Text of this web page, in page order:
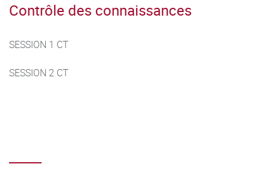
Contrôle des connaissances
SESSION 1 CT
SESSION 2 CT